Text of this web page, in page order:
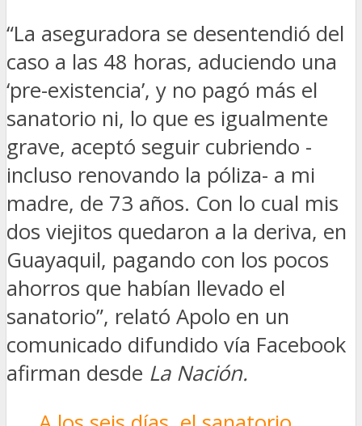
“La aseguradora se desentendió del
caso a las 48 horas, aduciendo una
‘pre-existencia’, y no pagó más el
sanatorio ni, lo que es igualmente
grave, aceptó seguir cubriendo -
incluso renovando la póliza- a mi
madre, de 73 años. Con lo cual mis
dos viejitos quedaron a la deriva, en
Guayaquil, pagando con los pocos
ahorros que habían llevado el
sanatorio”, relató Apolo en un
comunicado difundido vía Facebook
afirman desde La Nación.